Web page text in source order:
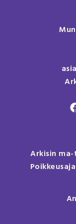
Arkisin